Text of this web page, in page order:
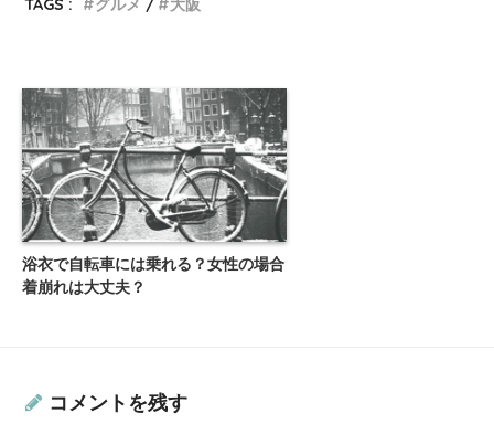
TAGS : グルメ 大阪
浴衣で自転車には乗れる？女性の場合
着崩れは大丈夫？
コメントを残す